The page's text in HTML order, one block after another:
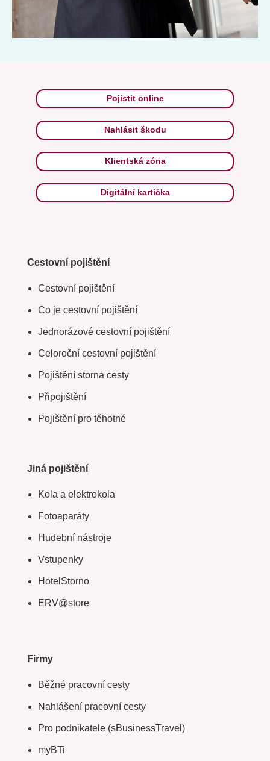
Pojistit online
Nahlásit škodu
Klientská zóna
Digitální kartička
Cestovní pojištění
Cestovní pojištění
Co je cestovní pojištění
Jednorázové cestovní pojištění
Celoroční cestovní pojištění
Pojištění storna cesty
Připojištění
Pojištění pro těhotné
Jiná pojištění
Kola a elektrokola
Fotoaparáty
Hudební nástroje
Vstupenky
HotelStorno
ERV@store
Firmy
Běžné pracovní cesty
Nahlášení pracovní cesty
Pro podnikatele (sBusinessTravel)
myBTi